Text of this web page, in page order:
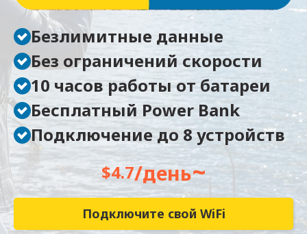
Безлимитные данные
Без ограничений скорости
10 часов работы от батареи
Бесплатный Power Bank
Подключение до 8 устройств
$4.7/день~
Подключите свой WiFi